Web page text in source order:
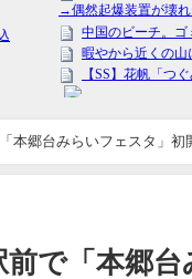
本郷台みらいフェスタ」初
で「本郷